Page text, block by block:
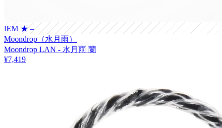
IEM ★ –
Moondrop（水月雨）
Moondrop LAN - 水月雨 蘭
¥7,419